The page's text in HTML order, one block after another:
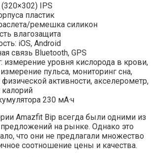
(320×302) IPS
пластик
ремешка силикон
влагозащита
iOS, Android
связь Bluetooth, GPS
измерение уровня кислорода в крови,
пульса, мониторинг сна,
активности, акселерометр,
калорий
230 мА·ч
Amazfit Bip всегда были одними из
на рынке. Однако это
что они не предлагали множество
соотношение цены и качества.